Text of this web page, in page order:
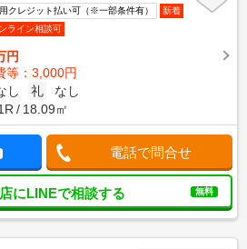
クレジット払い可（※一部条件有）
新着
ライン相談可
円
等：3,000円
し 礼
なし
18.09㎡
電話で問合せ
にLINEで相談する 無料